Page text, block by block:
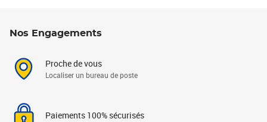
Nos Engagements
Proche de vous
Localiser un bureau de poste
Paiements 100% sécurisés